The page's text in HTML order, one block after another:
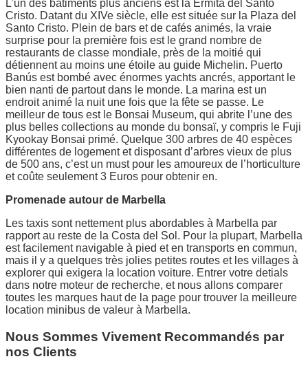
L’un des bâtiments plus anciens est la Ermita del Santo
Cristo. Datant du XIVe siècle, elle est située sur la Plaza del
Santo Cristo. Plein de bars et de cafés animés, la vraie
surprise pour la première fois est le grand nombre de
restaurants de classe mondiale, près de la moitié qui
détiennent au moins une étoile au guide Michelin. Puerto
Banús est bombé avec énormes yachts ancrés, apportant le
bien nanti de partout dans le monde. La marina est un
endroit animé la nuit une fois que la fête se passe. Le
meilleur de tous est le Bonsai Museum, qui abrite l’une des
plus belles collections au monde du bonsaï, y compris le Fuji
Kyookay Bonsai primé. Quelque 300 arbres de 40 espèces
différentes de logement et disposant d’arbres vieux de plus
de 500 ans, c’est un must pour les amoureux de l’horticulture
et coûte seulement 3 Euros pour obtenir en.
Promenade autour de Marbella
Les taxis sont nettement plus abordables à Marbella par
rapport au reste de la Costa del Sol. Pour la plupart, Marbella
est facilement navigable à pied et en transports en commun,
mais il y a quelques très jolies petites routes et les villages à
explorer qui exigera la location voiture. Entrer votre detials
dans notre moteur de recherche, et nous allons comparer
toutes les marques haut de la page pour trouver la meilleure
location minibus de valeur à Marbella.
Nous Sommes Vivement Recommandés par
nos Clients